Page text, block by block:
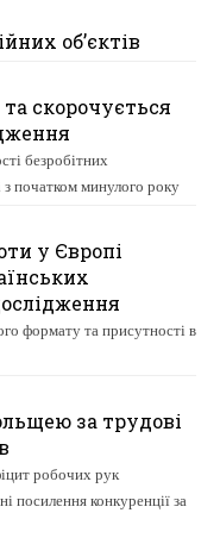
об’єктів
скорочується
безробітних
початком минулого року
у Європі
формату та присутності в
за трудові
робочих рук
посилення конкуренції за